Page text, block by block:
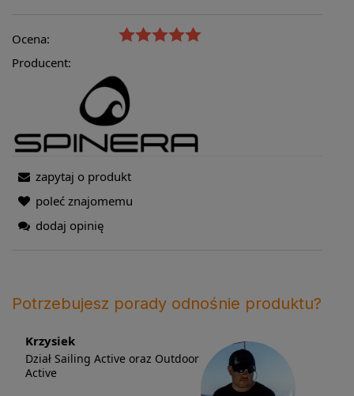
Ocena:
Producent:
zapytaj o produkt
poleć znajomemu
dodaj opinię
Potrzebujesz porady odnośnie produktu?
Krzysiek
Dział Sailing Active oraz Outdoor
Active